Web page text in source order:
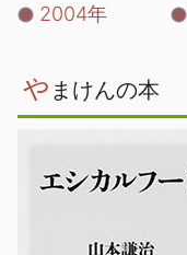
2004年
や まけんの本